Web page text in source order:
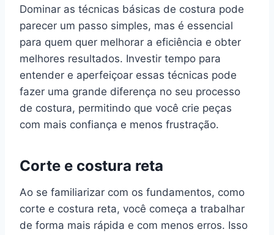
Dominar as técnicas básicas de costura pode
parecer um passo simples, mas é essencial
para quem quer melhorar a eficiência e obter
melhores resultados. Investir tempo para
entender e aperfeiçoar essas técnicas pode
fazer uma grande diferença no seu processo
de costura, permitindo que você crie peças
com mais confiança e menos frustração.
Corte e costura reta
Ao se familiarizar com os fundamentos, como
corte e costura reta, você começa a trabalhar
de forma mais rápida e com menos erros. Isso